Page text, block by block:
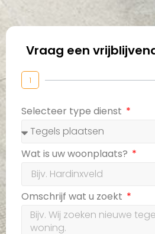
Vraag een
1
Selecteer type dienst
Wat is uw woonplaats?
Omschrijf wat u zoekt